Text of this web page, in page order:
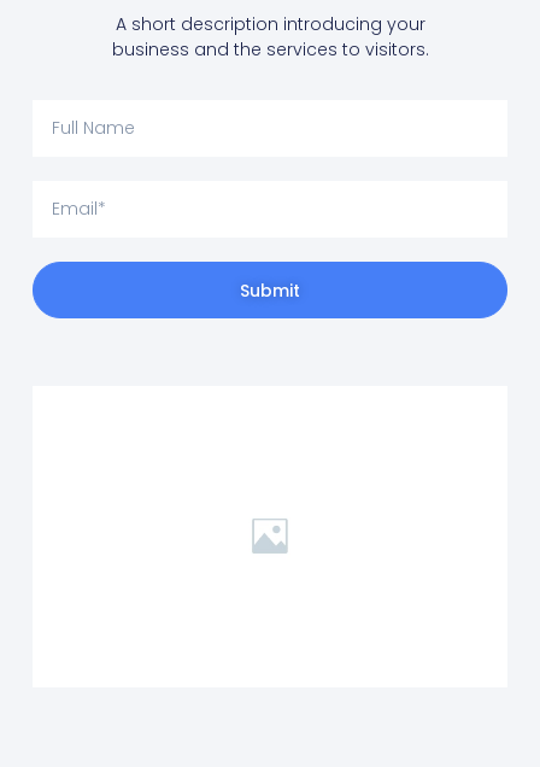
A short description introducing your
business and the services to visitors.
Submit